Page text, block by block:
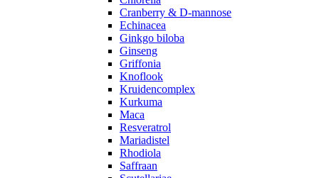
Cranberry & D-mannose
Echinacea
Ginkgo biloba
Ginseng
Griffonia
Knoflook
Kruidencomplex
Kurkuma
Maca
Resveratrol
Mariadistel
Rhodiola
Saffraan